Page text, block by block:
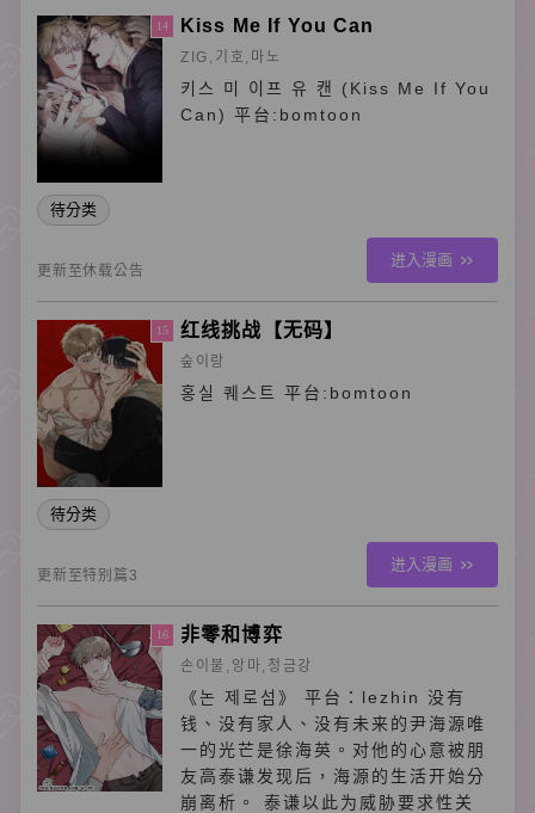
14 Kiss Me If You Can
ZIG,기호,마노
키스 미 이프 유 캔 (Kiss Me If You
Can) 平台:bomtoon
待分类
更新至休载公告
进入漫画
15 红线挑战【无码】
숲이랑
홍실 퀘스트 平台:bomtoon
待分类
更新至特别篇3
进入漫画
16 非零和博弈
손이불,앙마,청금강
《논 제로섬》 平台：lezhin 没有
钱、没有家人、没有未来的尹海源唯
一的光芒是徐海英。对他的心意被朋
友高泰谦发现后，海源的生活开始分
崩离析。 泰谦以此为威胁要求性关